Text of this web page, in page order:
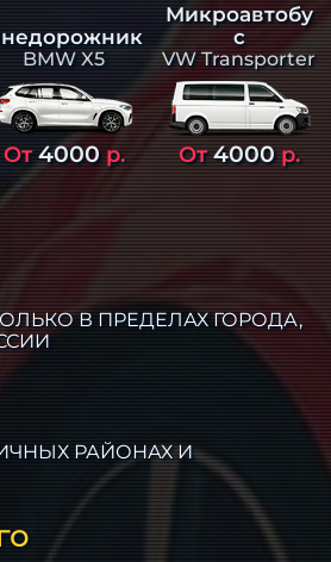
BMW X5
От4000р.
Микроавтобу
с
VW Transporter
От4000р.
В ПРЕДЕЛАХ ГОРОДА,
РАЙОНАХ И